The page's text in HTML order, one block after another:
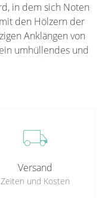
in dem sich Noten
den Hölzern der
Anklängen von
umhüllendes und
bringt sie in jede
local_shipping
Versand
Zeiten und Kosten